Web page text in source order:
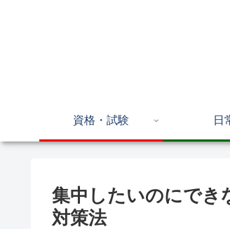
資格・試験 日
集中したいのにでき
対策法